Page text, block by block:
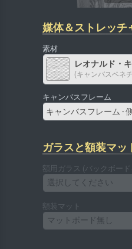
媒体＆ストレッチ
素材
レオナルド・キ
(キャンバスベネ
キャンバスフレーム
キャンバスフレーム -
ガラスと額装マッ
額用ガラス (バックボー
選択してください
額装マット
マットボード無し